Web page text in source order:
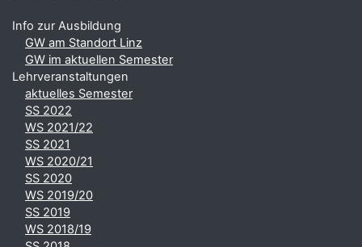
Info zur Ausbildung
GW am Standort Linz
GW im aktuellen Semester
Lehrveranstaltungen
aktuelles Semester
SS 2022
WS 2021/22
SS 2021
WS 2020/21
SS 2020
WS 2019/20
SS 2019
WS 2018/19